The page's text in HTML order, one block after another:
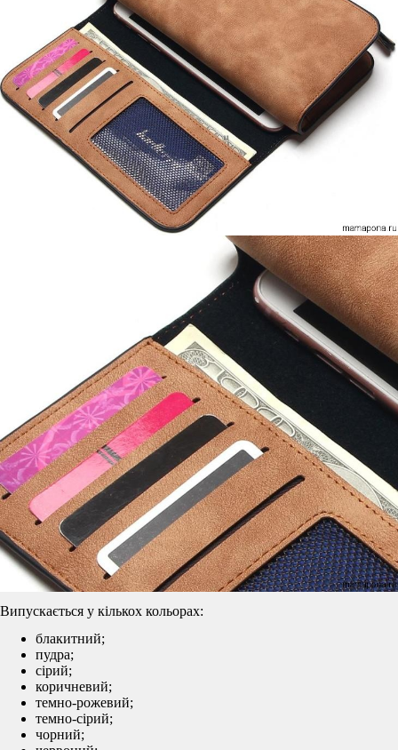
Випускається у кількох кольорах:
блакитний;
пудра;
сірий;
коричневий;
темно-рожевий;
темно-сірий;
чорний;